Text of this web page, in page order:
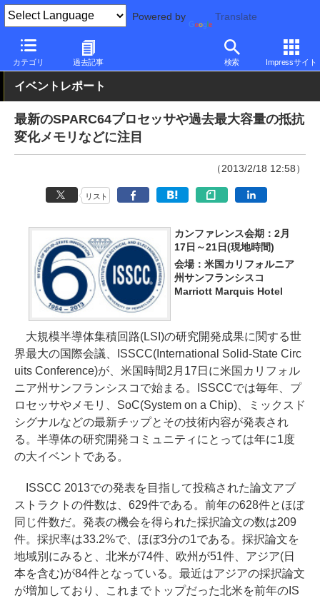
Powered by Translate
カテゴリ 過去記事 検索 Impressサイト
PC Watch 市場 技術
イベントレポート
最新のSPARC64プロセッサや過去最大容量の抵抗
変化メモリなどに注目
（2013/2/18 12:58）
リスト
カンファレンス会期：2月
17日～21日(現地時間)
会場：米国カリフォルニア
州サンフランシスコ
Marriott Marquis Hotel
大規模半導体集積回路(LSI)の研究開発成果に関する世
界最大の国際会議、ISSCC(International Solid-State Circ
uits Conference)が、米国時間2月17日に米国カリフォル
ニア州サンフランシスコで始まる。ISSCCでは毎年、プ
ロセッサやメモリ、SoC(System on a Chip)、ミックスド
シグナルなどの最新チップとその技術内容が発表され
る。半導体の研究開発コミュニティにとっては年に1度
の大イベントである。
ISSCC 2013での発表を目指して投稿された論文アブ
ストラクトの件数は、629件である。前年の628件とほぼ
同じ件数だ。発表の機会を得られた採択論文の数は209
件。採択率は33.2%で、ほぼ3分の1である。採択論文を
地域別にみると、北米が74件、欧州が51件、アジア(日
本を含む)が84件となっている。最近はアジアの採択論文
が増加しており、これまでトップだった北米を前年のIS